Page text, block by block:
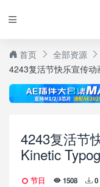
首页
全部资源
4243复活节快乐宣传
4243复活节
Kinetic
节日 1508 0